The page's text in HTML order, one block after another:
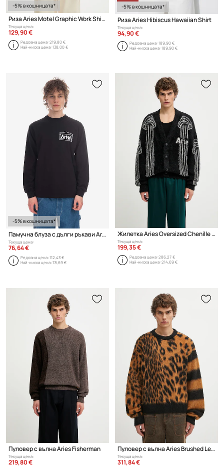
-5% в кошницата*
Риза Aries Motel Graphic Work Shirt
Текуща цена:
129,90 €
Редовна цена:219,80 €
Най-ниска цена:138,00 €
-5% в кошницата*
Риза Aries Hibiscus Hawaiian Shirt
Текуща цена:
94,90 €
Редовна цена:189,90 €
Най-ниска цена:189,90 €
-5% в кошницата*
Памучна блуза с дълги ръкави Aries Temple LS Tee AR66600 BURGUNDY
Текуща цена:
76,64 €
Редовна цена:112,43 €
Най-ниска цена:78,69 €
Жилетка Aries Oversized Chenille Column
Текуща цена:
199,35 €
Редовна цена:286,27 €
Най-ниска цена:214,69 €
Пуловер с вълна Aries Fisherman
Текуща цена:
219,80 €
Пуловер с вълна Aries Brushed Leopard
Текуща цена:
311,84 €